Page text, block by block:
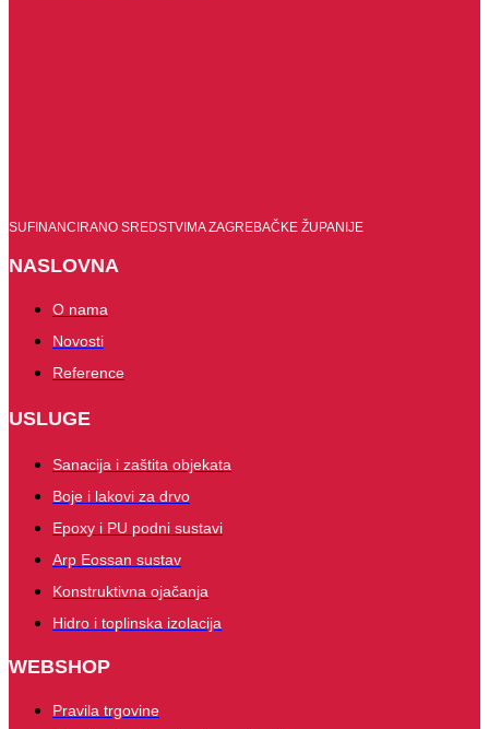
SUFINANCIRANO SREDSTVIMA ZAGREBAČKE ŽUPANIJE
NASLOVNA
O nama
Novosti
Reference
USLUGE
Sanacija i zaštita objekata
Boje i lakovi za drvo
Epoxy i PU podni sustavi
Arp Eossan sustav
Konstruktivna ojačanja
Hidro i toplinska izolacija
WEBSHOP
Pravila trgovine